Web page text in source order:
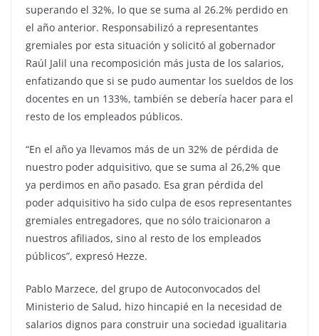
superando el 32%, lo que se suma al 26.2% perdido en
el año anterior. Responsabilizó a representantes
gremiales por esta situación y solicitó al gobernador
Raúl Jalil una recomposición más justa de los salarios,
enfatizando que si se pudo aumentar los sueldos de los
docentes en un 133%, también se debería hacer para el
resto de los empleados públicos.
“En el año ya llevamos más de un 32% de pérdida de
nuestro poder adquisitivo, que se suma al 26,2% que
ya perdimos en año pasado. Esa gran pérdida del
poder adquisitivo ha sido culpa de esos representantes
gremiales entregadores, que no sólo traicionaron a
nuestros afiliados, sino al resto de los empleados
públicos”, expresó Hezze.
Pablo Marzece, del grupo de Autoconvocados del
Ministerio de Salud, hizo hincapié en la necesidad de
salarios dignos para construir una sociedad igualitaria